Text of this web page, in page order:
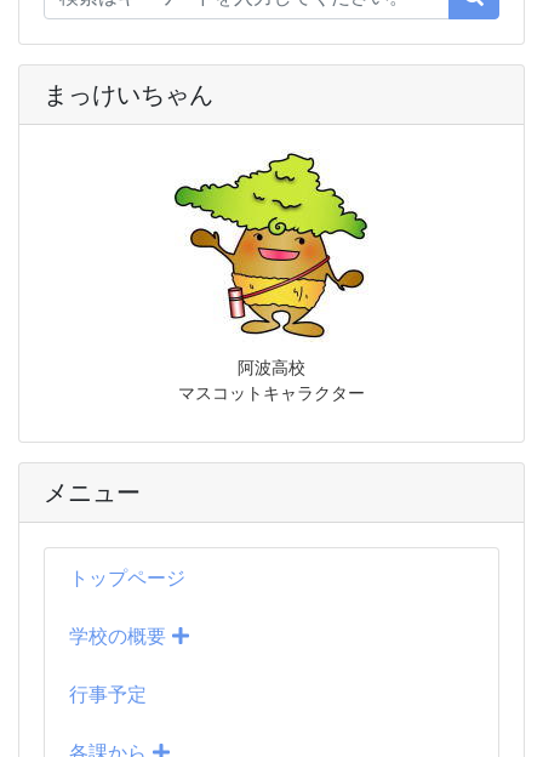
まっけいちゃん
阿波高校
マスコットキャラクター
メニュー
トップページ
学校の概要
行事予定